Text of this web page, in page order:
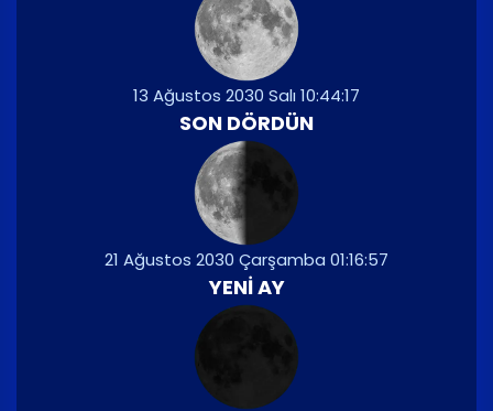
13 Ağustos 2030 Salı 10:44:17
SON DÖRDÜN
21 Ağustos 2030 Çarşamba 01:16:57
YENI AY